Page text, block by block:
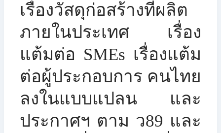
เรื่องวัสดุก่อสร้างที่ผลิต
ภายในประเทศ เรื่อง
แต้มต่อ SMEs เรื่องแต้ม
ต่อผู้ประกอบการ คนไทย
ลงในแบบแปลน และ
ประกาศฯ ตาม ว89 และ